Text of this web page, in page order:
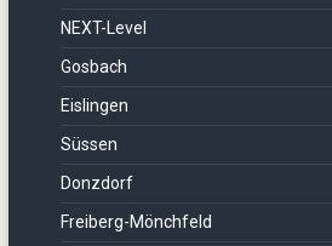
NEXT-Level
Gosbach
Eislingen
Süssen
Donzdorf
Freiberg-Mönchfeld